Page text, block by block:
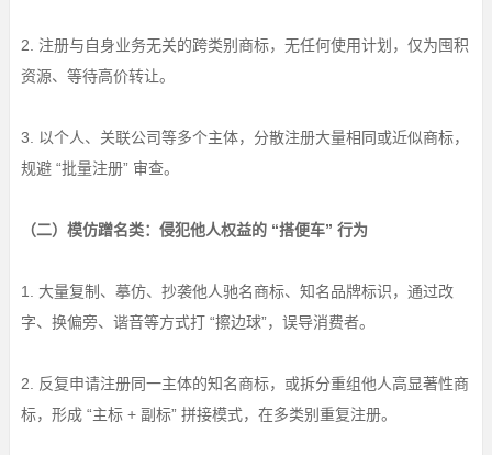
2. 注册与自身业务无关的跨类别商标，无任何使用计划，仅为囤积
资源、等待高价转让。
3. 以个人、关联公司等多个主体，分散注册大量相同或近似商标，
规避 “批量注册” 审查。
（二）模仿蹭名类：侵犯他人权益的 “搭便车” 行为
1. 大量复制、摹仿、抄袭他人驰名商标、知名品牌标识，通过改
字、换偏旁、谐音等方式打 “擦边球”，误导消费者。
2. 反复申请注册同一主体的知名商标，或拆分重组他人高显著性商
标，形成 “主标 + 副标” 拼接模式，在多类别重复注册。